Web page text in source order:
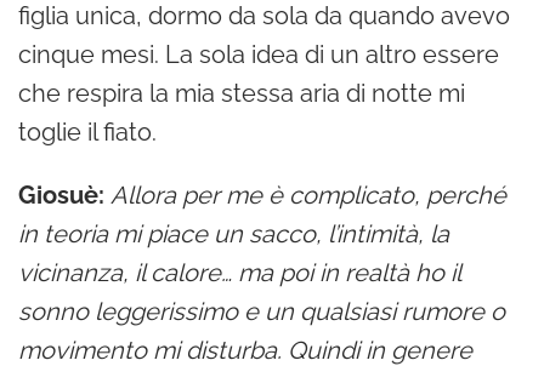
figlia unica, dormo da sola da quando avevo
cinque mesi. La sola idea di un altro essere
che respira la mia stessa aria di notte mi
toglie il fiato.
Giosuè: Allora per me è complicato, perché
in teoria mi piace un sacco, l’intimità, la
vicinanza, il calore… ma poi in realtà ho il
sonno leggerissimo e un qualsiasi rumore o
movimento mi disturba. Quindi in genere